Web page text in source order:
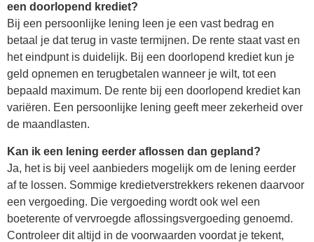
een doorlopend krediet?
Bij een persoonlijke lening leen je een vast bedrag en
betaal je dat terug in vaste termijnen. De rente staat vast en
het eindpunt is duidelijk. Bij een doorlopend krediet kun je
geld opnemen en terugbetalen wanneer je wilt, tot een
bepaald maximum. De rente bij een doorlopend krediet kan
variëren. Een persoonlijke lening geeft meer zekerheid over
de maandlasten.
Kan ik een lening eerder aflossen dan gepland?
Ja, het is bij veel aanbieders mogelijk om de lening eerder
af te lossen. Sommige kredietverstrekkers rekenen daarvoor
een vergoeding. Die vergoeding wordt ook wel een
boeterente of vervroegde aflossingsvergoeding genoemd.
Controleer dit altijd in de voorwaarden voordat je tekent,